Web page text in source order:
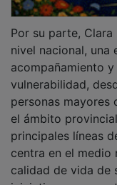
nivel nacional, una
acompañamiento y
vulnerabilidad,
personas mayores
el ámbito
principales líneas
centra en el medio
calidad de vida de
iniciativas como